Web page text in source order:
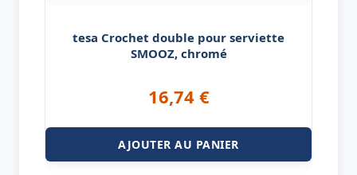
tesa Crochet double pour serviette
SMOOZ, chromé
16,74 €
AJOUTER AU PANIER